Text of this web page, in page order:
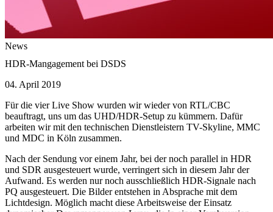
News
HDR-Mangagement bei DSDS
04. April 2019
Für die vier Live Show wurden wir wieder von RTL/CBC
beauftragt, uns um das UHD/HDR-Setup zu kümmern. Dafür
arbeiten wir mit den technischen Dienstleistern TV-Skyline, MMC
und MDC in Köln zusammen.
Nach der Sendung vor einem Jahr, bei der noch parallel in HDR
und SDR ausgesteuert wurde, verringert sich in diesem Jahr der
Aufwand. Es werden nur noch ausschließlich HDR-Signale nach
PQ ausgesteuert. Die Bilder entstehen in Absprache mit dem
Lichtdesign. Möglich macht diese Arbeitsweise der Einsatz